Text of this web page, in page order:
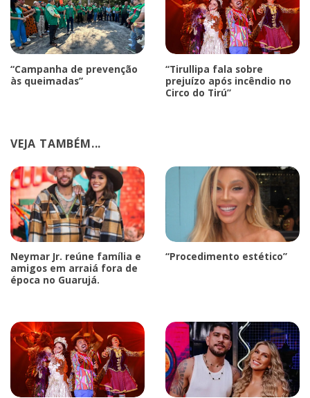
“Campanha de prevenção
às queimadas”
“Tirullipa fala sobre
prejuízo após incêndio no
Circo do Tirú”
VEJA TAMBÉM...
Neymar Jr. reúne família e
amigos em arraiá fora de
época no Guarujá.
“Procedimento estético”